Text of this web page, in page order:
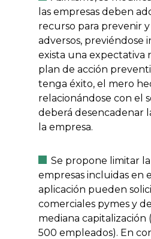
las empresas deben
recurso para prevenir
adversos, previéndose
exista una expectativa
plan de acción
tenga éxito, el mero
relacionándose con el
deberá desencadenar
la empresa.
Se propone limitar
empresas incluidas en
aplicación pueden
comerciales pymes y
mediana capitalización
500 empleados). En